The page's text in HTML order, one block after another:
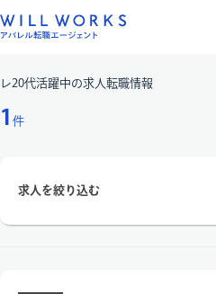
ン
ン
へ
プ
レ20代活躍中の求人転職情報
1 件
求人を絞り込む